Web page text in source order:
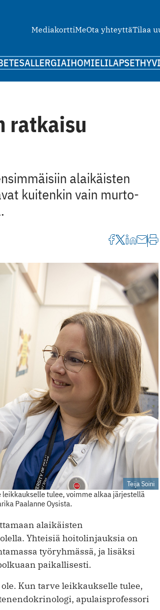
MediakorttiMeOta yhteyttäTilaa
ALLERGIAIHOMIELILAPSET
ratkaisu
alaikäisten
kuitenkin vain murto-
Teija Soini
tulee, voimme alkaa järjestellä
Paalanne Oysista.
alaikäisten
Yhteisiä hoitolinjauksia on
työryhmässä, ja lisäksi
paikallisesti.
Kun tarve leikkaukselle tulee,
apulaisprofessori